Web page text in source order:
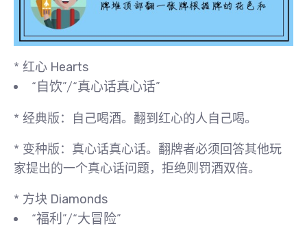
* 红心 Hearts
“自饮”/“真心话真心话”
* 经典版： 自己喝酒。翻到红心的人自己喝。
* 变种版： 真心话真心话。翻牌者必须回答其他玩
家提出的一个真心话问题，拒绝则罚酒双倍。
* 方块 Diamonds
“福利”/“大冒险”